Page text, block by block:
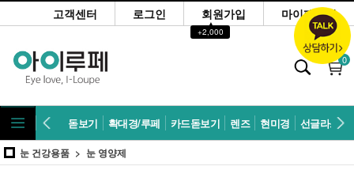
고객센터 로그인 회원가입
▲
+2,000
마이페이지
0
돋보기 확대경/루페 카드돋보기 렌즈 현미경 선글라스
눈 건강용품 눈 영양제